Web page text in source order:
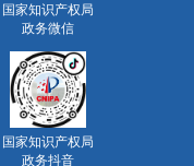
国家知识产权局
政务微信
国家知识产权局
政务抖音